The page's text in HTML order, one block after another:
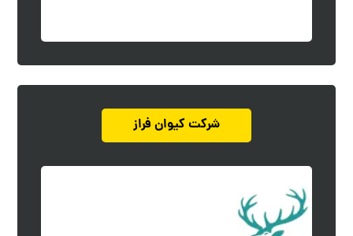
شرکت کیوان فراز